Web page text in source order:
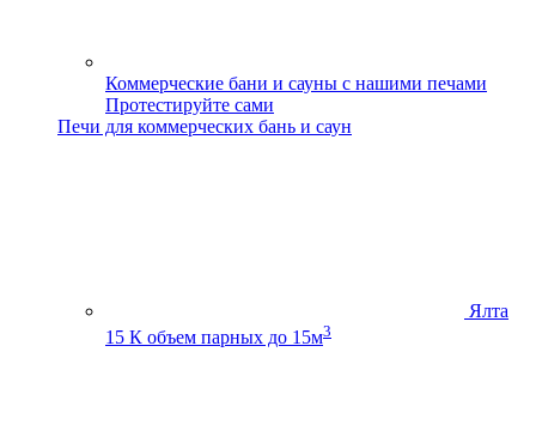
Коммерческие бани и сауны с нашими печами
Протестируйте сами
Печи для коммерческих бань и саун
Ялта
15 К объем парных до 15м3